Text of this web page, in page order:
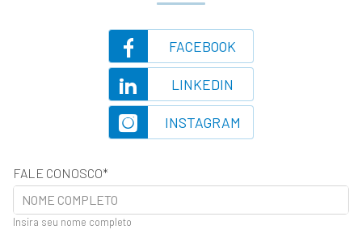
FACEBOOK
LINKEDIN
INSTAGRAM
FALE CONOSCO
Insira seu nome completo